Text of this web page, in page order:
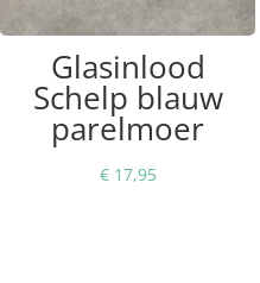
Glasinlood
Schelp blauw
parelmoer
€17,95